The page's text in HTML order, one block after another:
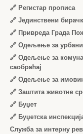
🔗 Регистар прописа
🔗 Јединствени
🔗 Привреда Града
🔗 Одељење за
🔗 Одељење за
саобраћај
🔗 Одељење за
🔗 Заштита животне
🔗 Буџет
🔗 Буџетска
Служба за интерну